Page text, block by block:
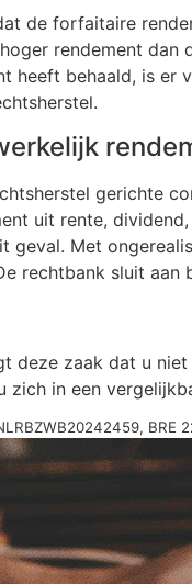
de forfaitaire
rendement
heeft behaald, is
gerichte
uit rente,
Met
rechtbank sluit
deze zaak dat u
zich in een
BRE